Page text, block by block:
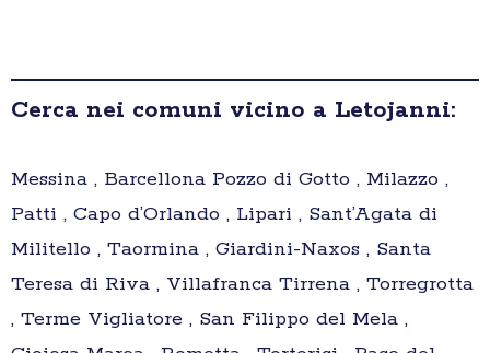
Cerca nei comuni vicino a Letojanni:
Messina , Barcellona Pozzo di Gotto , Milazzo ,
Patti , Capo d’Orlando , Lipari , Sant’Agata di
Militello , Taormina , Giardini-Naxos , Santa
Teresa di Riva , Villafranca Tirrena , Torregrotta
, Terme Vigliatore , San Filippo del Mela ,